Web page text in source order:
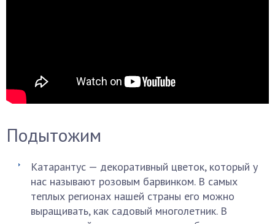
Подытожим
Катарантус — декоративный цветок, который у
нас называют розовым барвинком. В самых
теплых регионах нашей страны его можно
выращивать, как садовый многолетник. В